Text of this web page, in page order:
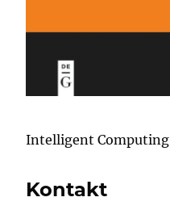
Intelligent Computing
Kontakt